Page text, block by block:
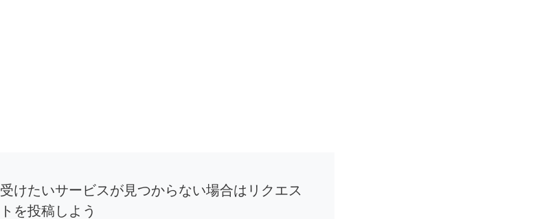
受けたいサービスが見つからない場合はリクエス
トを投稿しよう